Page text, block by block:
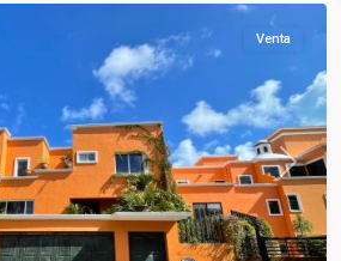
Next
Venta